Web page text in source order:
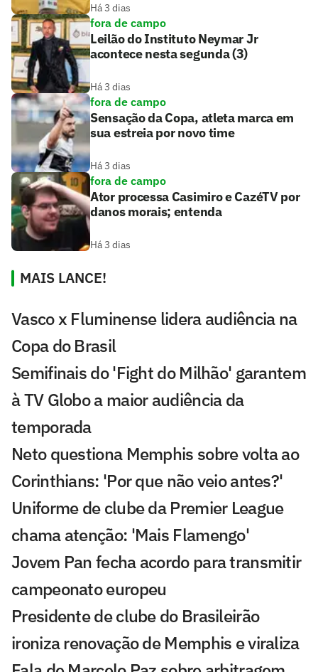
Há 3 dias
fora de campo
Leilão do Instituto Neymar Jr
acontece nesta segunda (3)
Há 3 dias
fora de campo
Sensação da Copa, atleta marca em
sua estreia por novo time
Há 3 dias
fora de campo
Ator processa Casimiro e CazéTV por
danos morais; entenda
Há 3 dias
MAIS LANCE!
Vasco x Fluminense lidera audiência na
Copa do Brasil
Semifinais do 'Fight do Milhão' garantem
à TV Globo a maior audiência da
temporada
Neto questiona Memphis sobre volta ao
Corinthians: 'Por que não veio antes?'
Uniforme de clube da Premier League
chama atenção: 'Mais Flamengo'
Jovem Pan fecha acordo para transmitir
campeonato europeu
Presidente de clube do Brasileirão
ironiza renovação de Memphis e viraliza